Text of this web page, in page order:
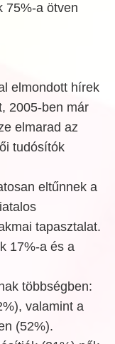
75%-a ötven
elmondott hírek
2005-ben már
elmarad az
tudósítók
eltűnnek a
tapasztalat.
17%-a és a
többségben:
valamint a
(52%).